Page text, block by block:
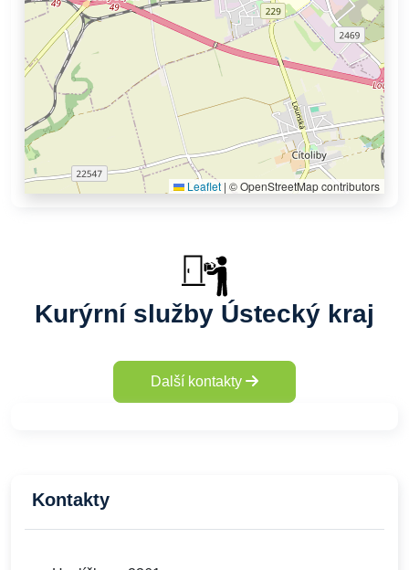
Leaflet | © OpenStreetMap contributors
Kurýrní služby Ústecký kraj
Další kontakty
Kontakty